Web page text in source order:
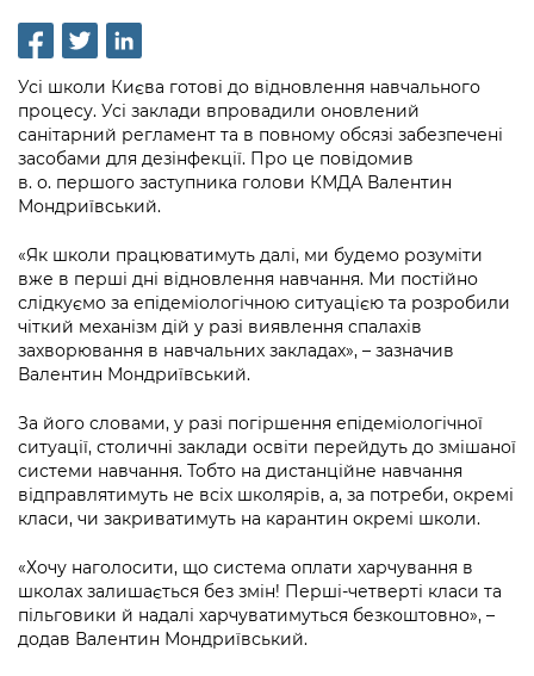
Проєкти розпоряджень, що
перебувають на погодженні КМВА
Рішення Київради
Контактна інформація
Графік роботи та прийому громадян
Вакансії
Статистика
Звернення громадян
Регуляторна діяльність
Промисловість і наука Києва
Kyiv International Relations
Річні звіти
Освіта та навчальні заклади
Навколишнє середовище міста
Містобудування та земельні ділянки
Культура, спорт, дозвілля
Бізнес та ліцензування
Фінанси та бюджет
Безпека та правопорядок
Ритуальні послуги
Іноземцям / For foreigners
Пам'ятки культурної спадщини
Портал Захисників та Захисниць
Безбар'єрність
Громадська експертиза
Консультації з громадськістю
Громадська рада
Петиції
Відкритий бюджет
Контактний центр
Допомога учасникам АТО
Рада з питань внутрішньо переміщених
осіб при Київській міській військовій
адміністрації
«Ініціатива «Партнерство «Відкритий
Важливе під час воєнного стану
Інформація з обмеженим доступом
Подати запит онлайн
Проекти нормативно-правових та
інших актів
Питання і відповіді про публічну
інформацію
Порядок оскарження рішень, дій чи
бездіяльності розпорядників інформації
Звіти про опрацювання запитів на
публічну інформацію
Інформація для споживачів
Портал даних Києва
Медіагалерея
Підписатися на новини та анонси від
КМДА / Subscribe to announcements
from the KCSA
Порядок акредитації медіа /
Accreditation process
Подати журналістський запит /
Submitting a media request
Зйомки в лікарнях в умовах воєнного
стану / Rules for media coverage of
hospitals at work under martial law
Контакти для медіа / Contacts for mass
media
Портал Послуг
Усі школи Києва готові до відновлення навчального
процесу. Усі заклади впровадили оновлений
санітарний регламент та в повному обсязі забезпечені
засобами для дезінфекції. Про це повідомив
в. о. першого заступника голови КМДА Валентин
Мондриївський.
«Як школи працюватимуть далі, ми будемо розуміти
вже в перші дні відновлення навчання. Ми постійно
слідкуємо за епідеміологічною ситуацією та розробили
чіткий механізм дій у разі виявлення спалахів
захворювання в навчальних закладах», – зазначив
Валентин Мондриївський.
За його словами, у разі погіршення епідеміологічної
ситуації, столичні заклади освіти перейдуть до змішаної
системи навчання. Тобто на дистанційне навчання
відправлятимуть не всіх школярів, а, за потреби, окремі
класи, чи закриватимуть на карантин окремі школи.
«Хочу наголосити, що система оплати харчування в
школах залишається без змін! Перші-четверті класи та
пільговики й надалі харчуватимуться безкоштовно», –
додав Валентин Мондриївський.